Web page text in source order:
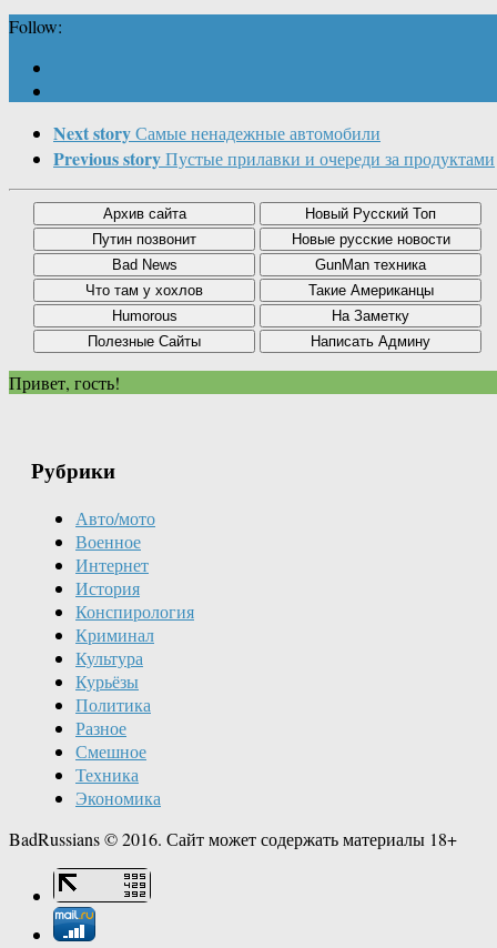
Follow:
Next storyСамые ненадежные автомобили
Previous storyПустые прилавки и очереди за продуктами
Привет, гость!
Рубрики
Авто/мото
Военное
Интернет
История
Конспирология
Криминал
Культура
Курьёзы
Политика
Разное
Смешное
Техника
Экономика
BadRussians © 2016. Сайт может содержать материалы 18+